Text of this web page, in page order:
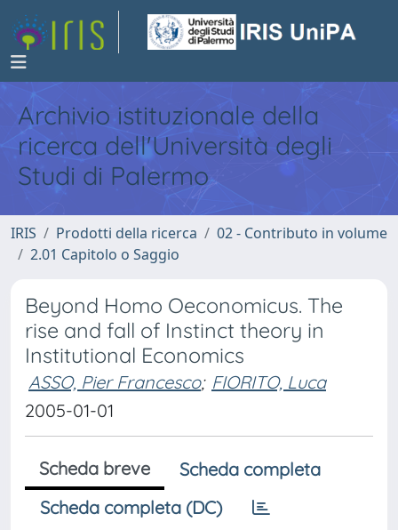
Archivio istituzionale della
ricerca dell'Università degli
Studi di Palermo
IRIS Prodotti della ricerca
02 - Contributo in volume
2.01 Capitolo o Saggio
Beyond Homo Oeconomicus. The
rise and fall of Instinct theory in
Institutional Economics
ASSO, Pier Francesco; FIORITO, Luca
2005-01-01
Scheda breve
Scheda completa
Scheda completa (DC)